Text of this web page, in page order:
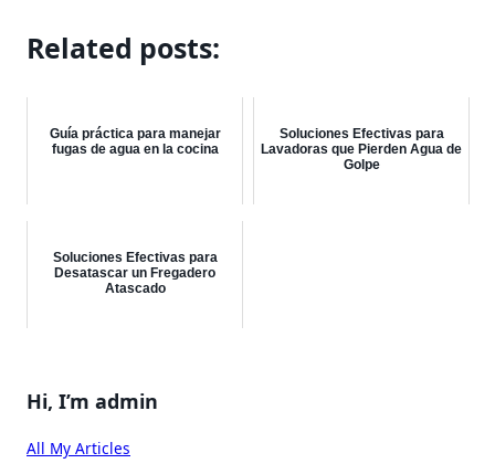
Related posts:
Guía práctica para manejar
fugas de agua en la cocina
Soluciones Efectivas para
Lavadoras que Pierden Agua de
Golpe
Soluciones Efectivas para
Desatascar un Fregadero
Atascado
Hi, I’m admin
All My Articles